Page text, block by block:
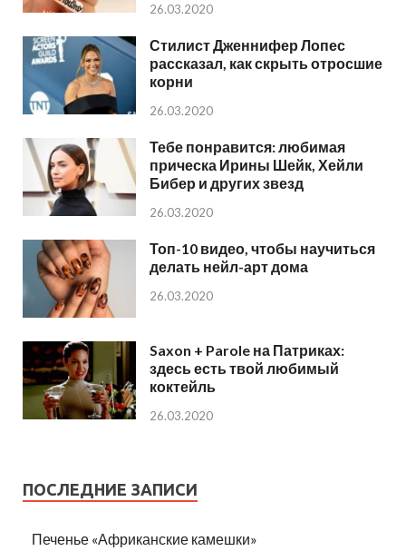
26.03.2020
Стилист Дженнифер Лопес
рассказал, как скрыть отросшие
корни
26.03.2020
Тебе понравится: любимая
прическа Ирины Шейк, Хейли
Бибер и других звезд
26.03.2020
Топ-10 видео, чтобы научиться
делать нейл-арт дома
26.03.2020
Saxon + Parole на Патриках:
здесь есть твой любимый
коктейль
26.03.2020
ПОСЛЕДНИЕ ЗАПИСИ
Печенье «Африканские камешки»